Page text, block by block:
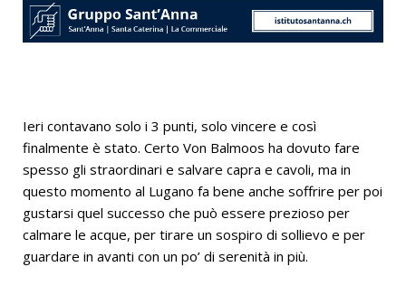
Ieri contavano solo i 3 punti, solo vincere e così
finalmente è stato. Certo Von Balmoos ha dovuto fare
spesso gli straordinari e salvare capra e cavoli, ma in
questo momento al Lugano fa bene anche soffrire per poi
gustarsi quel successo che può essere prezioso per
calmare le acque, per tirare un sospiro di sollievo e per
guardare in avanti con un po’ di serenità in più.